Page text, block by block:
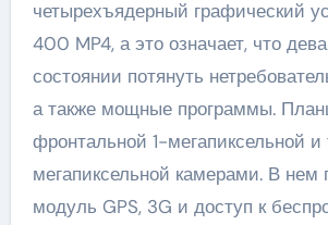
четырехъядерный графический
400 MP4, а это означает, что
состоянии потянуть
а также мощные программы.
фронтальной 1-мегапиксельной
мегапиксельной камерами. В нем
модуль GPS, 3G и доступ к